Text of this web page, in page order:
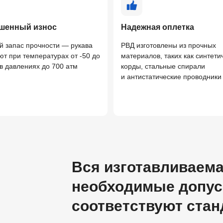
износ Надежная оплетка
запас прочности — рукава
при температурах от -50 до
давлениях до 700 атм
РВД изготовлены из прочных
материалов, таких как
корды, стальные спирали
и антистатические проводники
Вся
необходимые
соответствуют